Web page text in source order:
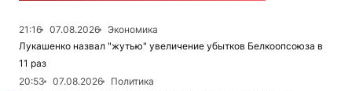
21:16 07.08.2026
Экономика
Лукашенко назвал "жутью" увеличение убытков Белкоопсоюза в
11 раз
20:53
07.08.2026
Политика